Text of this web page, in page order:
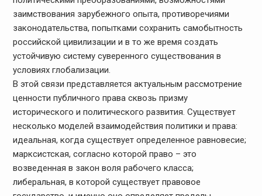
заимствования зарубежного опыта, противоречиями
законодательства, попытками сохранить самобытность
российской цивилизации и в то же время создать
устойчивую систему суверенного существования в
условиях глобализации.
В этой связи представляется актуальным рассмотрение
ценности публичного права сквозь призму
исторического и политического развития. Существует
несколько моделей взаимодействия политики и права:
идеальная, когда существует определенное равновесие;
марксистская, согласно которой право – это
возведенная в закон воля рабочего класса;
либеральная, в которой существует правовое